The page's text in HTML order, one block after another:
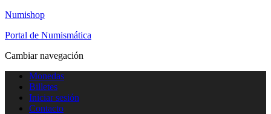
Numishop
Portal de Numismática
Cambiar navegación
Monedas
Billetes
Iniciar sesión
Contacto